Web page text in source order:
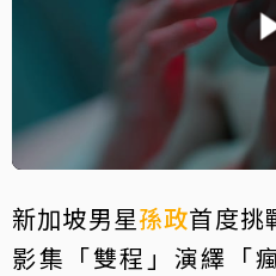
新加坡男星孫政首度挑
影集「雙程」演繹「